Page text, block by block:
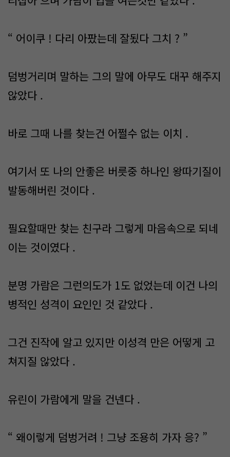
“ 어이쿠 ! 다리 아팠는데 잘됬다 그치 ? ”
덤벙거리며 말하는 그의 말에 아무도 대꾸 해주지
않았다 .
바로 그때 나를 찾는건 어쩔수 없는 이치 .
여기서 또 나의 안좋은 버릇중 하나인 왕따기질이
발동해버린 것이다 .
필요할때만 찾는 친구라 그렇게 마음속으로 되네
이는 것이였다 .
분명 가람은 그런의도가 1도 없었는데 이건 나의
병적인 성격이 요인인 것 같았다 .
그건 진작에 알고 있지만 이성격 만은 어떻게 고
쳐지질 않았다 .
유린이 가람에게 말을 건넨다 .
“ 왜이렇게 덤벙거려 ! 그냥 조용히 가자 응? ”